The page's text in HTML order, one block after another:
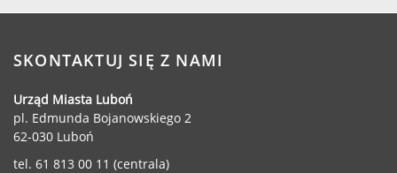
SKONTAKTUJ SIĘ Z NAMI
Urząd Miasta Luboń
pl. Edmunda Bojanowskiego 2
62-030 Luboń
tel. 61 813 00 11 (centrala)